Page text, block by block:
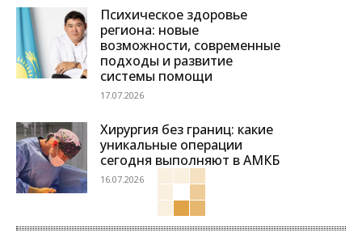
Психическое здоровье
региона: новые
возможности, современные
подходы и развитие
системы помощи
17.07.2026
Хирургия без границ: какие
уникальные операции
сегодня выполняют в АМКБ
16.07.2026